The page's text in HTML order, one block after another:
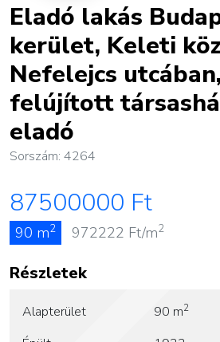
Eladó lakás
kerület, Keleti
Nefelejcs
felújított
eladó
Sorszám: 4264
87500000 Ft
90 m2 972222 Ft/m2
Részletek
Alapterület 90 m2